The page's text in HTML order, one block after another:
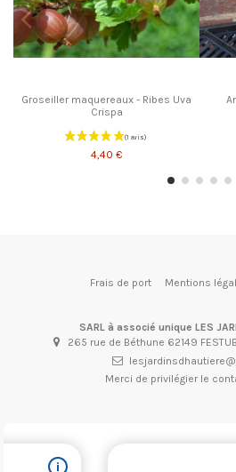
Groseiller maquereaux - Ribes Uva
Crispa
4,40 €
Frais de port Mentions
SARL à associé unique LES
265 rue de Béthune 62149
Merci de privilégier le